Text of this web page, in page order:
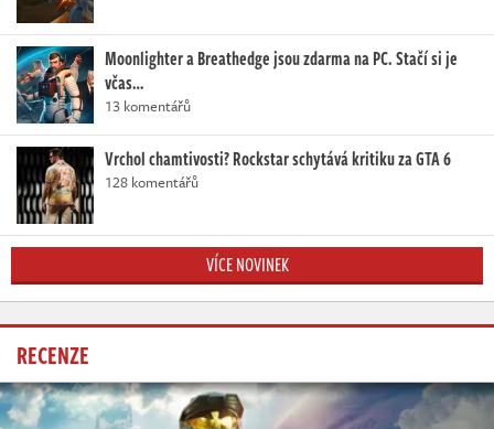
Moonlighter a Breathedge jsou zdarma na PC. Stačí si je
včas…
13 komentářů
Vrchol chamtivosti? Rockstar schytává kritiku za GTA 6
128 komentářů
VÍCE NOVINEK
RECENZE